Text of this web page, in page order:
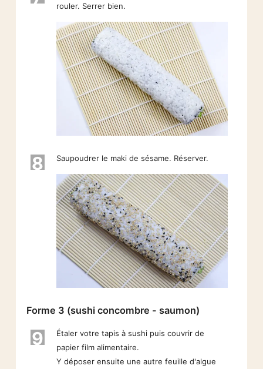
rouler. Serrer bien.
8 Saupoudrer le maki de sésame. Réserver.
Forme 3 (sushi concombre - saumon)
9
Étaler votre tapis à sushi puis couvrir de
papier film alimentaire.
Y déposer ensuite une autre feuille d'algue